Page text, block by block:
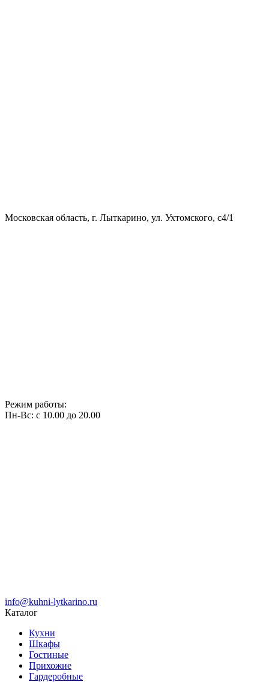
Московская область, г. Лыткарино, ул. Ухтомского, с4/1
Режим работы:
Пн-Вс: с 10.00 до 20.00
info@kuhni-lytkarino.ru
Каталог
Кухни
Шкафы
Гостиные
Прихожие
Гардеробные